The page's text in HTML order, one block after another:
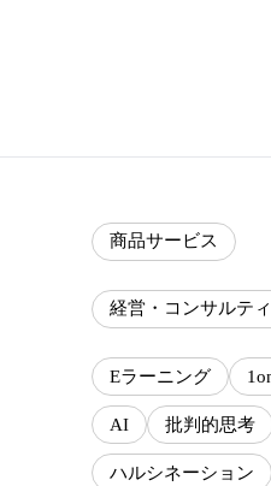
商品サービス
経営・コンサルテ
Eラーニング
AI 批判的思考
ハルシネーション